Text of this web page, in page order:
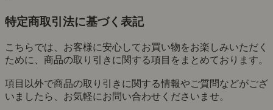
特定商取引法に基づく表記
こちらでは、お客様に安心してお買い物をお楽しみいただく
ために、商品の取り引きに関する項目をまとめております。
項目以外で商品の取り引きに関する情報やご質問などがござ
いましたら、お気軽にお問い合わせくださいませ。